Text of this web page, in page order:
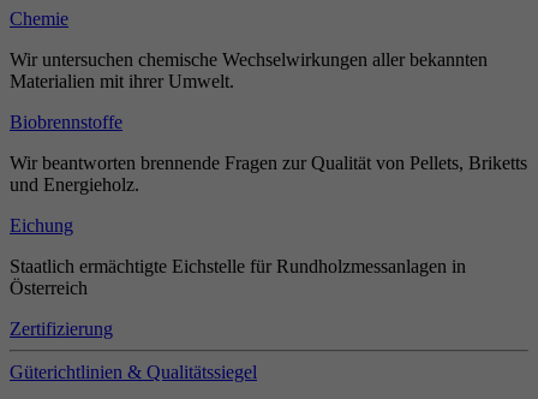
Chemie
Wir untersuchen chemische Wechselwirkungen aller bekannten
Materialien mit ihrer Umwelt.
Biobrennstoffe
Wir beantworten brennende Fragen zur Qualität von Pellets, Briketts
und Energieholz.
Eichung
Staatlich ermächtigte Eichstelle für Rundholzmessanlagen in
Österreich
Zertifizierung
Güterichtlinien & Qualitätssiegel